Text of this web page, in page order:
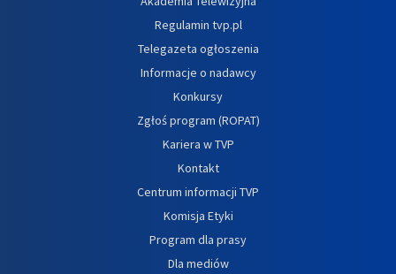
Regulamin tvp.pl
Telegazeta ogłoszenia
Informacje o nadawcy
Konkursy
Zgłoś program (ROPAT)
Kariera w TVP
Kontakt
Centrum informacji TVP
Komisja Etyki
Program dla prasy
Dla mediów